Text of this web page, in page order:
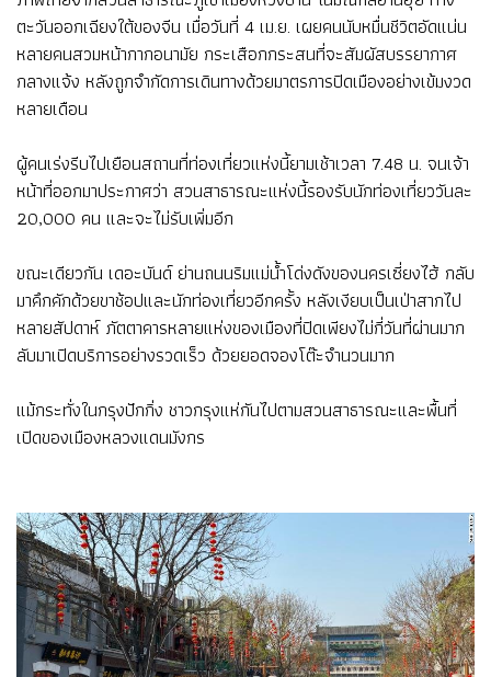
ตะวันออกเฉียงใต้ของจีน เมื่อวันที่ 4 เม.ย. เผยคนนับหมื่นชีวิตอัดแน่น
หลายคนสวมหน้ากากอนามัย กระเสือกกระสนที่จะสัมผัสบรรยากาศ
กลางแจ้ง หลังถูกจำกัดการเดินทางด้วยมาตรการปิดเมืองอย่างเข้มงวด
หลายเดือน
ผู้คนเร่งรีบไปเยือนสถานที่ท่องเที่ยวแห่งนี้ยามเช้าเวลา 7.48 น. จนเจ้า
หน้าที่ออกมาประกาศว่า สวนสาธารณะแห่งนี้รองรับนักท่องเที่ยววันละ
20,000 คน และจะไม่รับเพิ่มอีก
ขณะเดียวกัน เดอะบันด์ ย่านถนนริมแม่น้ำโด่งดังของนครเซี่ยงไฮ้ กลับ
มาคึกคักด้วยขาช้อปและนักท่องเที่ยวอีกครั้ง หลังเงียบเป็นเป่าสากไป
หลายสัปดาห์ ภัตตาคารหลายแห่งของเมืองที่ปิดเพียงไม่กี่วันที่ผ่านมาก
ลับมาเปิดบริการอย่างรวดเร็ว ด้วยยอดจองโต๊ะจำนวนมาก
แม้กระทั่งในกรุงปักกิ่ง ชาวกรุงแห่กันไปตามสวนสาธารณะและพื้นที่
เปิดของเมืองหลวงแดนมังกร